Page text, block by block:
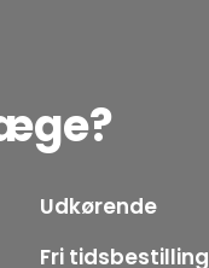
Udkørende
Fri tidsbestilling